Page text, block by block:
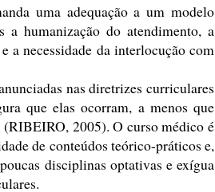
uma adequação a um modelo
a humanização do atendimento, a
a necessidade da interlocução com
nas diretrizes curriculares
que elas ocorram, a menos que
(RIBEIRO, 2005). O curso médico é
de conteúdos teórico-práticos e,
disciplinas optativas e exígua